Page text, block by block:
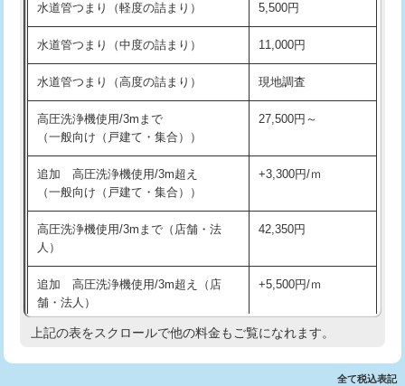
洗面台設置 38,500円
化粧台設置 22,000円
追加人工 16,500円
廃棄・処分 現場見積
※給水管工事は20mmまでの価格です。
交換・取付(排水栓・排水トラップ
22,000円+材料費
持込商品取付（混合水栓）
持込商品取付（浄水器・分岐水栓） 16,500円
業）
排水管工事（追加 排水管工事/3ｍ超
え）
マス交換（土の掘削・埋め戻し作業） 11,000円~
水道管つまり（軽度の詰まり） 5,500円
水道管つまり（中度の詰まり） 11,000円
水道管つまり（高度の詰まり） 現地調査
高圧洗浄機使用/3mまで
（一般向け（戸建て・集合））
27,500円～
追加 高圧洗浄機使用/3m超え
（一般向け（戸建て・集合））
+3,300円/ｍ
高圧洗浄機使用/3mまで（店舗・法
人）
42,350円
追加 高圧洗浄機使用/3m超え（店
舗・法人）
+5,500円/ｍ
高度高圧洗浄換 現地調査
上記の表をスクロールで他の料金もご覧になれます。
全て税込表記